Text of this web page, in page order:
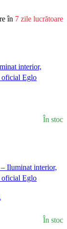
în 7 zile lucrătoare
În stoc
În stoc